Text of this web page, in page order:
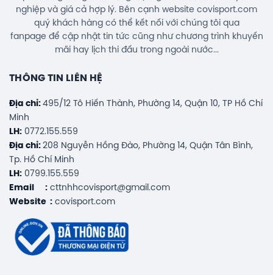
nghiệp và giá cả hợp lý. Bên cạnh website covisport.com
quý khách hàng có thể kết nối với chúng tôi qua
fanpage để cập nhật tin tức cũng như chương trình khuyến
mãi hay lịch thi đấu trong ngoài nước...
THÔNG TIN LIÊN HỆ
Địa chỉ: 495/12 Tô Hiến Thành, Phường 14, Quận 10, TP Hồ Chí
Minh
LH: 0772.155.559
Địa chỉ: 208 Nguyễn Hồng Đào, Phường 14, Quận Tân Bình,
Tp. Hồ Chí Minh
LH: 0799.155.559
Email : cttnhhcovisport@gmail.com
Website : covisport.com